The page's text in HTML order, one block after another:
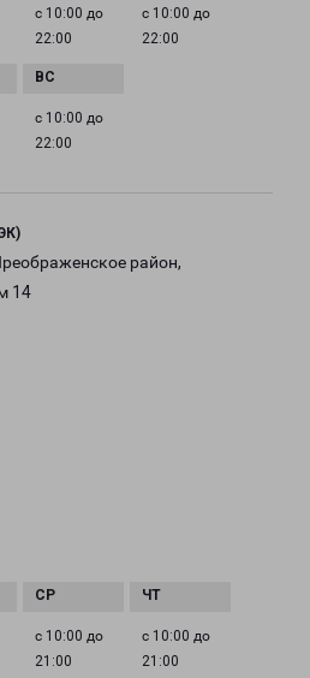
с 10:00 до
22:00
с 10:00 до
22:00
с 10:00 до
22:00
район,
14
с 10:00 до
21:00
с 10:00 до
21:00